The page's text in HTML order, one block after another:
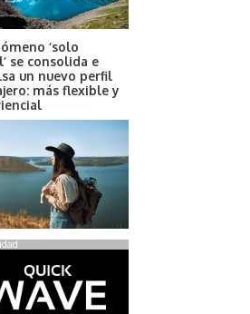
‘solo
se consolida e
un nuevo perfil
más flexible y